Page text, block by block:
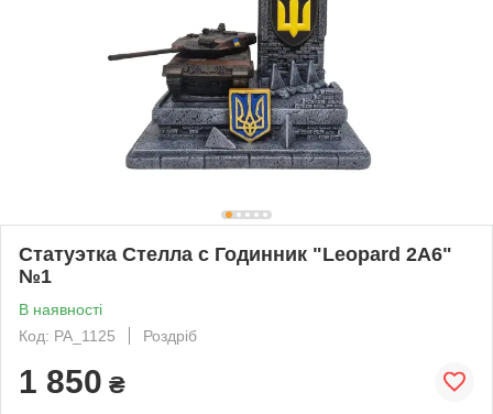
Статуэтка Стелла с Годинник "Leopard 2A6"
№1
В наявності
Код: PA_1125
Роздріб
1 850 ₴